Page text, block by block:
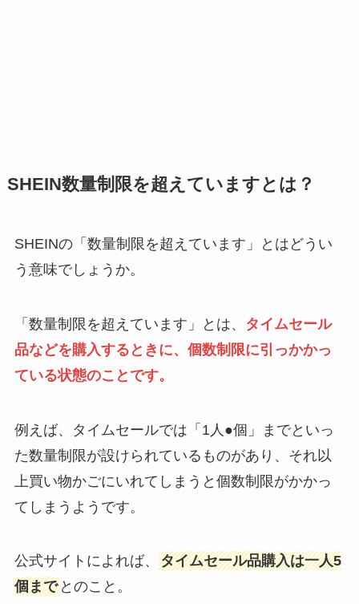
SHEIN数量制限を超えていますとは？
SHEINの「数量制限を超えています」とはどうい
う意味でしょうか。
「数量制限を超えています」とは、
タイムセール
品などを購入するときに、個数制限に引っかかっ
ている状態のことです。
例えば、タイムセールでは「1人●個」までといっ
た数量制限が設けられているものがあり、それ以
上買い物かごにいれてしまうと個数制限がかかっ
てしまうようです。
公式サイトによれば、 タイムセール品購入は一人5
個までとのこと。